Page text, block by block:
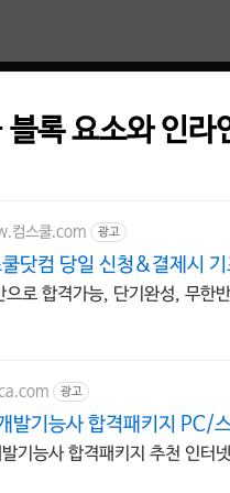
록 요소와 인라
컴스쿨.com 광고
닷컴 당일 신청&결제시
으로 합격가능, 단기완성, 무한
광고
발기능사 합격패키지 PC/
기능사 합격패키지 추천 인터